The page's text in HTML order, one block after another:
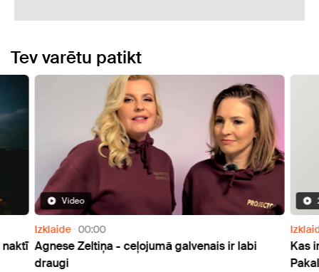
Tev varētu patikt
naktī
Video
Izklaide 00:00
Agnese Zeltiņa - ceļojumā galvenais ir labi
draugi
Kas